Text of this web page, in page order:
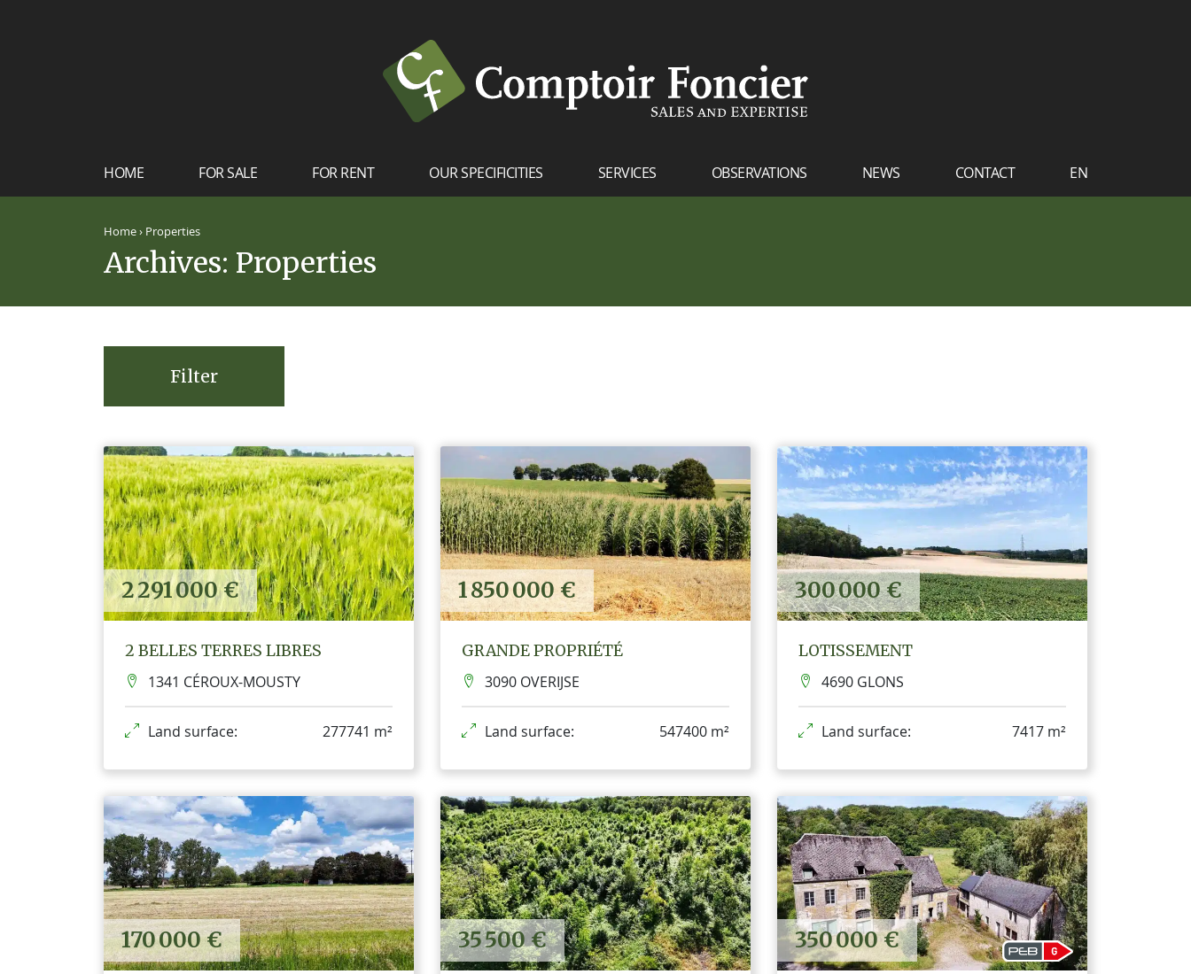
HOME FOR SALE FOR RENT OUR SPECIFICITIES SERVICES OBSERVATIONS NEWS CONTACT EN
Home› Properties
Archives: Properties
Filter
2 291 000 €
2 BELLES TERRES LIBRES
1341 CÉROUX-MOUSTY
Land surface: 277741 m²
1 850 000 €
GRANDE PROPRIÉTÉ
3090 OVERIJSE
Land surface: 547400 m²
300 000 €
LOTISSEMENT
4690 GLONS
Land surface: 7417 m²
170 000 € 35 500 € 350 000 €